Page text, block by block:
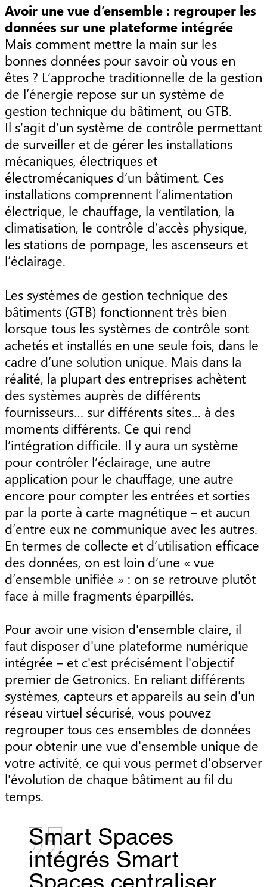
Avoir une vue d’ensemble : regrouper les
données sur une plateforme intégrée
Mais comment mettre la main sur les
bonnes données pour savoir où vous en
êtes ? L’approche traditionnelle de la gestion
de l’énergie repose sur un système de
gestion technique du bâtiment, ou GTB.
Il s’agit d’un système de contrôle permettant
de surveiller et de gérer les installations
mécaniques, électriques et
électromécaniques d’un bâtiment. Ces
installations comprennent l’alimentation
électrique, le chauffage, la ventilation, la
climatisation, le contrôle d’accès physique,
les stations de pompage, les ascenseurs et
l’éclairage.
Les systèmes de gestion technique des
bâtiments (GTB) fonctionnent très bien
lorsque tous les systèmes de contrôle sont
achetés et installés en une seule fois, dans le
cadre d’une solution unique. Mais dans la
réalité, la plupart des entreprises achètent
des systèmes auprès de différents
fournisseurs… sur différents sites… à des
moments différents. Ce qui rend
l’intégration difficile. Il y aura un système
pour contrôler l’éclairage, une autre
application pour le chauffage, une autre
encore pour compter les entrées et sorties
par la porte à carte magnétique – et aucun
d’entre eux ne communique avec les autres.
En termes de collecte et d’utilisation efficace
des données, on est loin d’une « vue
d’ensemble unifiée » : on se retrouve plutôt
face à mille fragments éparpillés.
Pour avoir une vision d'ensemble claire, il
faut disposer d'une plateforme numérique
intégrée – et c'est précisément l'objectif
premier de Getronics. En reliant différents
systèmes, capteurs et appareils au sein d'un
réseau virtuel sécurisé, vous pouvez
regrouper tous ces ensembles de données
pour obtenir une vue d'ensemble unique de
votre activité, ce qui vous permet d'observer
l'évolution de chaque bâtiment au fil du
temps.
Smart Spaces
intégrés Smart